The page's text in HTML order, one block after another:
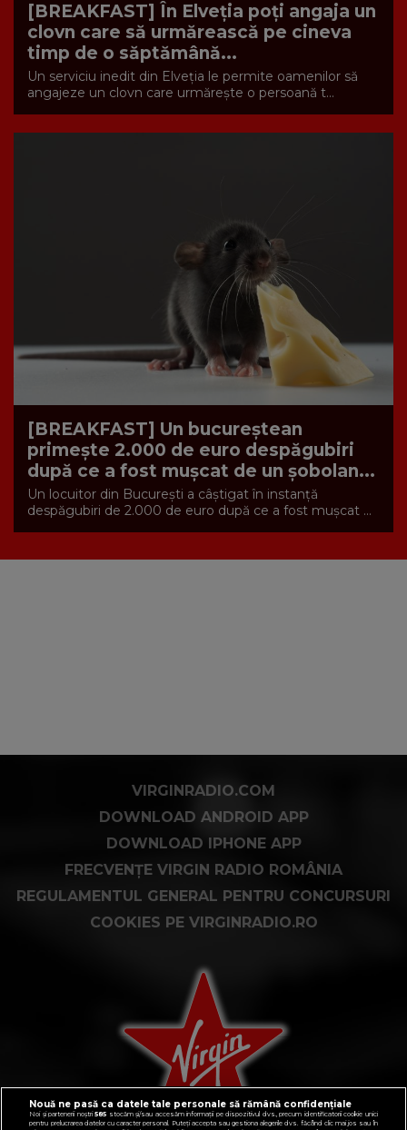
[BREAKFAST] În Elveția poți angaja un
clovn care să urmărească pe cineva
timp de o săptămână...
Un serviciu inedit din Elveția le permite oamenilor să
angajeze un clovn care urmărește o persoană t...
[BREAKFAST] Un bucureștean
primește 2.000 de euro despăgubiri
după ce a fost mușcat de un șobolan...
Un locuitor din București a câștigat în instanță
despăgubiri de 2.000 de euro după ce a fost mușcat ...
VIRGINRADIO.COM
DOWNLOAD ANDROID APP
DOWNLOAD IPHONE APP
FRECVENȚE VIRGIN RADIO ROMÂNIA
REGULAMENTUL GENERAL PENTRU CONCURSURI
COOKIES PE VIRGINRADIO.RO
Nouă ne pasă ca datele tale personale să rămână confidențiale
Noi și partenerii noștri585 stocăm și/sau accesăm informații pe dispozitivul dvs., precum identificatorii cookie unici
pentru prelucrarea datelor cu caracter personal. Puteți accepta sau gestiona alegerile dvs. făcând clic mai jos sau în